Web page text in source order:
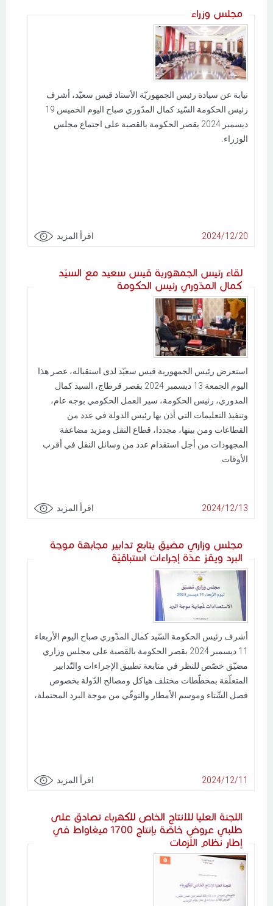
مجلس وزراء
نيابة عن سيادة رئيس الجمهوريّة الأستاذ قيس سعيّد، أشرف
رئيس الحكومة السّيد كمال المدّوري صباح اليوم الخميس 19
ديسمبر 2024 بقصر الحكومة بالقصبة على اجتماع مجلس
الوزراء.
2024/12/20 اقرأ المزيد
لقاء رئيس الجمهورية قيس سعيد مع السيّد
كمال المدّوري رئيس الحكومة
استعرض رئيس الجمهورية قيس سعيّد لدى استقباله، عصر هذا
اليوم الجمعة 13 ديسمبر 2024 بقصر قرطاج، السيد كمال
المدوري، رئيس الحكومة، سير العمل الحكومي بوجه عام،
وتنفيذ التعليمات التي أذن بها رئيس الدولة في عدد من
القطاعات ومن بينها، مجددا، قطاع النقل ومزيد مضاعفة
المجهودات من أجل استقدام عدد من وسائل النقل في أقرب
الأوقات.
2024/12/13 اقرأ المزيد
مجلس وزاري مضيق يتابع تدابير مجابهة موجة
البرد ويقرّ عدّة إجراءات استباقيّة
أشرف رئيس الحكومة السّيد كمال المدّوري صباح اليوم الأربعاء
11 ديسمبر 2024 بقصر الحكومة بالقصبة على مجلس وزاري
مضيّق خصّص للنظر في متابعة تطبيق الإجراءات والتّدابير
المتعلّقة بمخطّطات مختلف هياكل ومصالح الدّولة بخصوص
فصل الشّتاء وموسم الأمطار والتوقّي من موجة البرد المحتملة،
2024/12/11 اقرأ المزيد
اللجنة العليا للانتاج الخاص للكهرباء تصادق على
طلبي عروض خاصّة بإنتاج 1700 ميغاواط في
إطار نظام اللّزمات